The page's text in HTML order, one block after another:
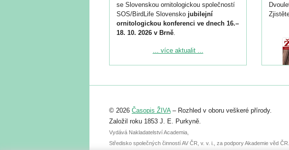
se Slovenskou ornitologickou společností
SOS/BirdLife Slovensko jubilejní
ornitologickou konferenci ve dnech 16.–
18. 10. 2026 v Brně.
Podrobnější informace ke konferenci
Registrovat se můžete do 6. září.
abstraktu přihlášené přednášky nebo
posteru je už 30. června.
... více aktualit ...
© 2026 Časopis ŽIVA– Rozhled v oboru veškeré přírody.
Založil roku 1853 J. E. Purkyně.
Vydává Nakladatelství Academia,
Středisko společných činností AV ČR, v. v. i., za podpory Akademie věd ČR.